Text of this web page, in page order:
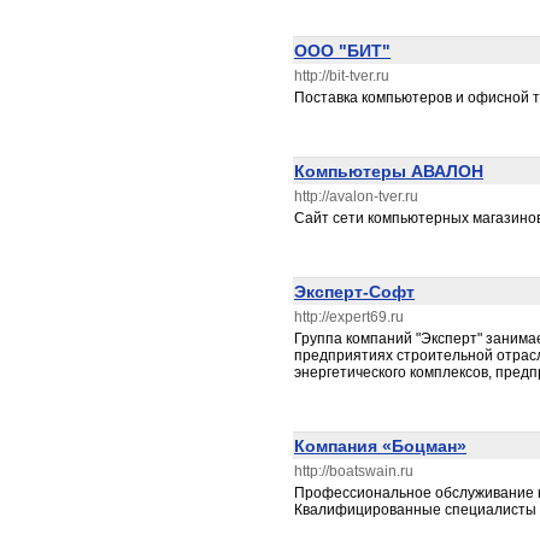
ООО "БИТ"
http://bit-tver.ru
Поставка компьютеров и офисной
Компьютеры АВАЛОН
http://avalon-tver.ru
Сайт сети компьютерных
Эксперт-Софт
http://expert69.ru
Группа компаний "Эксперт"
предприятиях строительной
энергетического комплексов,
Компания «Боцман»
http://boatswain.ru
Профессиональное
Квалифицированные специалисты